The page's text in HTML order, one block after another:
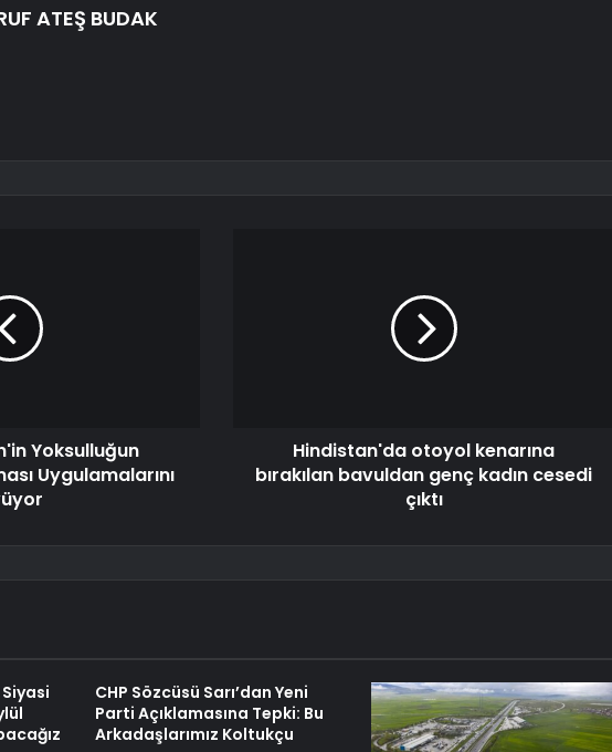
ATEŞ BUDAK
Yoksulluğun
Uygulamalarını
Hindistan'da otoyol kenarına
bırakılan bavuldan genç kadın cesedi
çıktı
CHP Sözcüsü Sarı’dan Yeni
Parti Açıklamasına Tepki: Bu
Arkadaşlarımız Koltukçu